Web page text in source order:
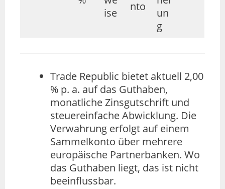
ise
nto
un
g
Trade Republic bietet aktuell 2,00
% p. a. auf das Guthaben,
monatliche Zinsgutschrift und
steuereinfache Abwicklung. Die
Verwahrung erfolgt auf einem
Sammelkonto über mehrere
europäische Partnerbanken. Wo
das Guthaben liegt, das ist nicht
beeinflussbar.